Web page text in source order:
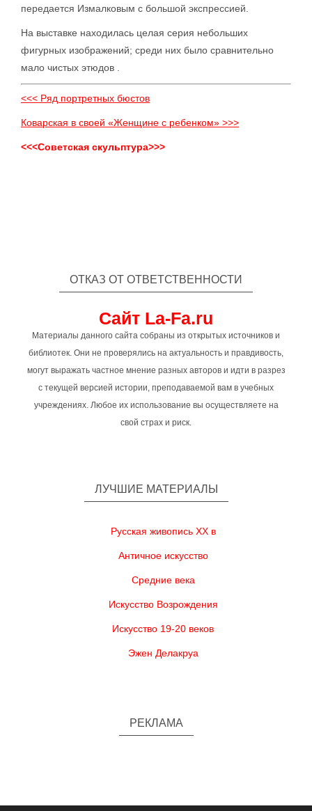
передается Измалковым с большой экспрессией.
На выставке находилась целая серия небольших
фигурных изображений; среди них было сравнительно
мало чистых этюдов .
<<< Ряд портретных бюстов
Коварская в своей «Женщине с ребенком» >>>
<<<Советская скульптура>>>
ОТКАЗ ОТ ОТВЕТСТВЕННОСТИ
Сайт La-Fa.ru
Материалы данного сайта собраны из открытых источников и
библиотек. Они не проверялись на актуальность и правдивость,
могут выражать частное мнение разных авторов и идти в разрез
с текущей версией истории, преподаваемой вам в учебных
учреждениях. Любое их использование вы осуществляете на
свой страх и риск.
ЛУЧШИЕ МАТЕРИАЛЫ
Русская живопись XX в
Античное искусство
Средние века
Искусство Возрождения
Искусство 19-20 веков
Эжен Делакруа
РЕКЛАМА